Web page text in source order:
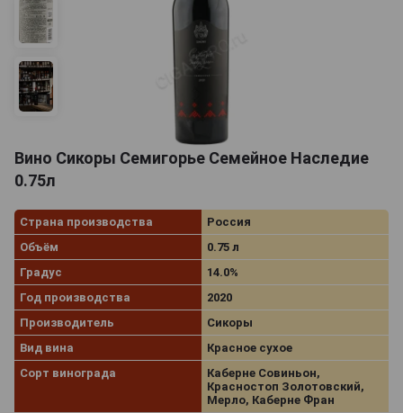
Вино Сикоры Семигорье Семейное Наследие
0.75л
Страна производства
Россия
Объём
0.75 л
Градус
14.0%
Год производства
2020
Производитель
Сикоры
Вид вина
Красное сухое
Сорт винограда
Каберне Совиньон,
Красностоп Золотовский,
Мерло, Каберне Фран